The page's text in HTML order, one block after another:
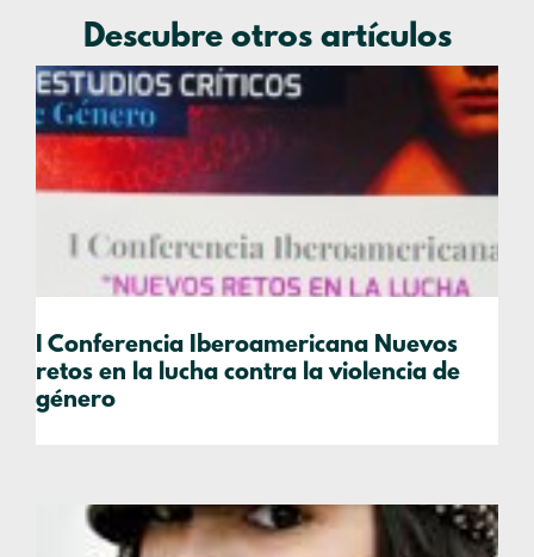
Descubre otros artículos
I Conferencia Iberoamericana Nuevos
retos en la lucha contra la violencia de
género